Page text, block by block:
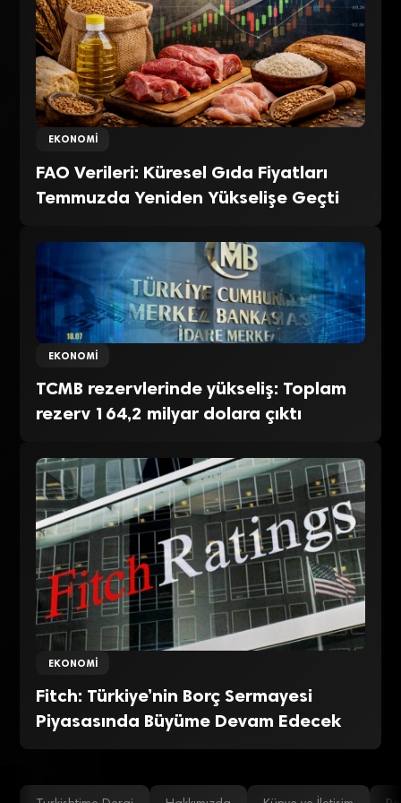
EKONOMI
FAO Verileri: Küresel Gıda Fiyatları
Temmuzda Yeniden Yükselişe Geçti
EKONOMI
TCMB rezervlerinde yükseliş: Toplam
rezerv 164,2 milyar dolara çıktı
EKONOMI
Fitch: Türkiye’nin Borç Sermayesi
Piyasasında Büyüme Devam Edecek